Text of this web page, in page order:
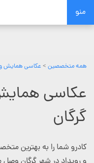
Skip
منو
همه متخصصین > عکاسی همایش و
عکاسی
گرگان
کادرو شما را به بهترین